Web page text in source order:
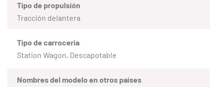
Tipo de propulsión
Tracción delantera
Tipo de carrocería
Station Wagon, Descapotable
Nombres del modelo en otros países